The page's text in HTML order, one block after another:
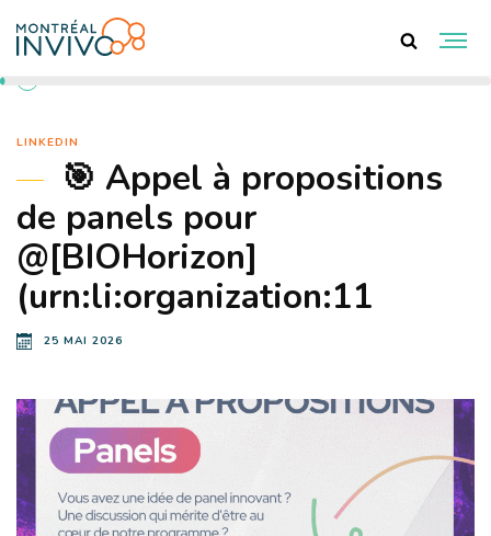
LINKEDIN
🎯 Appel à propositions
de panels pour
@[BIOHorizon]
(urn:li:organization:11
25 MAI 2026